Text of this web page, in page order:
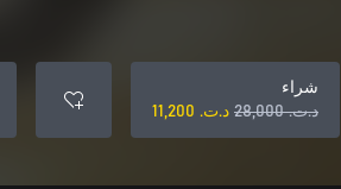
شراء
د.ت.‏ 28,000
د.ت.‏ 11,200